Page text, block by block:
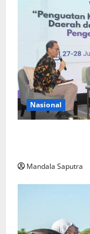
Nasional
Mandala Saputra